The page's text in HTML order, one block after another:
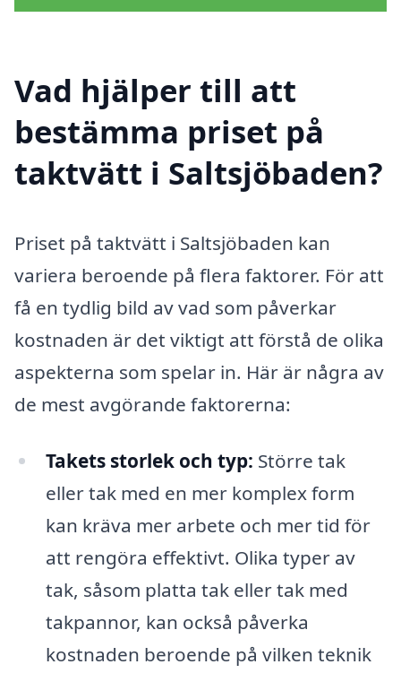
Vad hjälper till att
bestämma priset på
taktvätt i Saltsjöbaden?
Priset på taktvätt i Saltsjöbaden kan
variera beroende på flera faktorer. För att
få en tydlig bild av vad som påverkar
kostnaden är det viktigt att förstå de olika
aspekterna som spelar in. Här är några av
de mest avgörande faktorerna:
Takets storlek och typ: Större tak
eller tak med en mer komplex form
kan kräva mer arbete och mer tid för
att rengöra effektivt. Olika typer av
tak, såsom platta tak eller tak med
takpannor, kan också påverka
kostnaden beroende på vilken teknik